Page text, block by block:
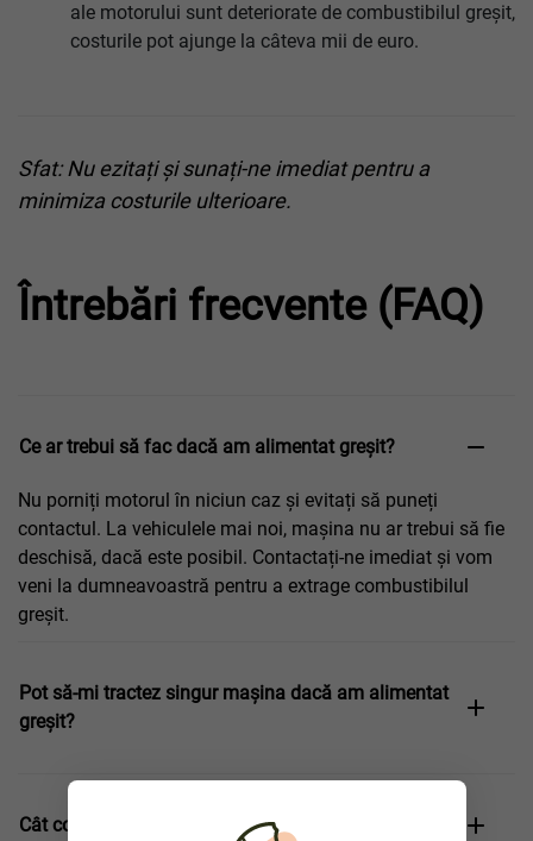
ale motorului sunt deteriorate de combustibilul greșit,
costurile pot ajunge la câteva mii de euro.
Sfat: Nu ezitați și sunați-ne imediat pentru a
minimiza costurile ulterioare.
Întrebări frecvente (FAQ)
Ce ar trebui să fac dacă am alimentat greșit?
Nu porniți motorul în niciun caz și evitați să puneți
contactul. La vehiculele mai noi, mașina nu ar trebui să fie
deschisă, dacă este posibil. Contactați-ne imediat și vom
veni la dumneavoastră pentru a extrage combustibilul
greșit.
Pot să-mi tractez singur mașina dacă am alimentat
greșit?
Cât costă extracția combustibilului greșit?